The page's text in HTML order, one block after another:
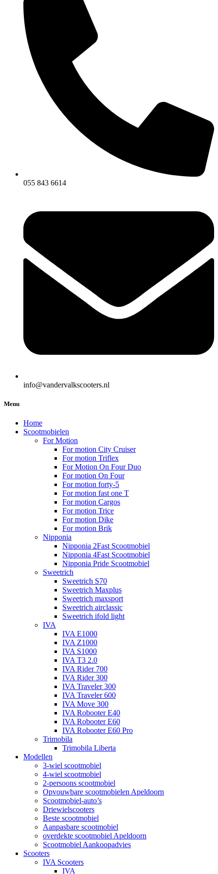
055 843 6614
info@vandervalkscooters.nl
Menu
Home
Scootmobielen
For Motion
For motion City Cruiser
For motion Triflex
For Motion On Four Duo
For motion On Four
For motion forty-5
For motion fast one T
For motion Cargos
For motion Trice
For motion Dike
For motion Brik
Nipponia
Nipponia 2Fast Scootmobiel
Nipponia 4Fast Scootmobiel
Nipponia Pride Scootmobiel
Sweetrich
Sweetrich S70
Sweetrich Maxplus
Sweetrich maxsport
Sweetrich airclassic
Sweetrich ifold light
IVA
IVA E1000
IVA Z1000
IVA S1000
IVA T3 2.0
IVA Rider 700
IVA Rider 300
IVA Traveler 300
IVA Traveler 600
IVA Move 300
IVA Robooter E40
IVA Robooter E60
IVA Robooter E60 Pro
Trimobila
Trimobila Liberta
Modellen
3-wiel scootmobiel
4-wiel scootmobiel
2-persoons scootmobiel
Opvouwbare scootmobielen Apeldoorn
Scootmobiel-auto’s
Driewielscooters
Beste scootmobiel
Aanpasbare scootmobiel
overdekte scootmobiel Apeldoorn
Scootmobiel Aankoopadvies
Scooters
IVA Scooters
IVA